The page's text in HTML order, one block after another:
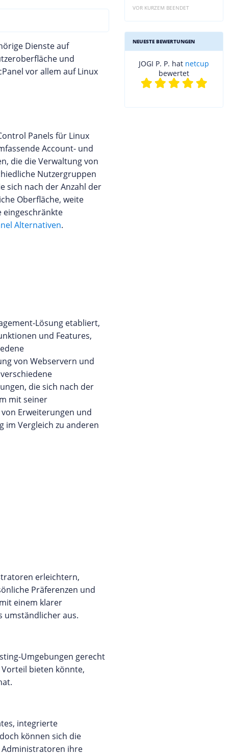
Dienste auf
und
vor allem auf Linux
Panels für Linux
Account- und
die die Verwaltung von
Nutzergruppen
sich nach der Anzahl der
Oberfläche, weite
eingeschränkte
Alternativen.
Lösung etabliert,
und Features,
von Webservern und
die sich nach der
mit seiner
Erweiterungen und
im Vergleich zu anderen
erleichtern,
Präferenzen und
einem klarer
umständlicher aus.
Umgebungen gerecht
bieten könnte,
integrierte
können sich die
Administratoren ihre
VOR KURZEM BEENDET
NEUESTE BEWERTUNGEN
JOGI P. P. hat netcup
bewertet